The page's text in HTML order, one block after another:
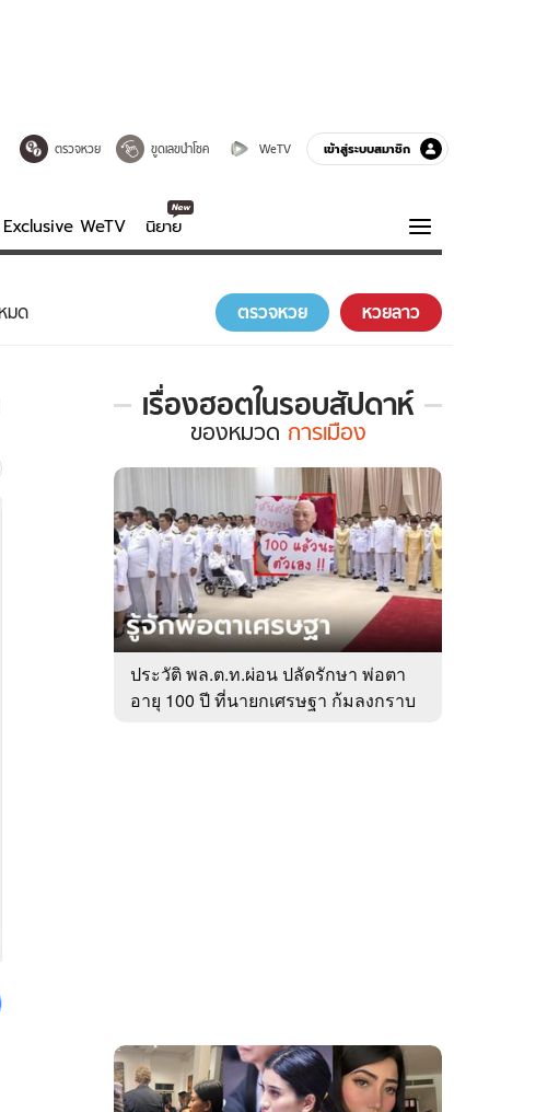
ตรวจหวย ขูดเลขนำโชค WeTV เข้าสู่ระบบสมาชิก
Exclusive WeTV นิยาย
ทิงครบรส
แคสต์
ความรู้รอบตัว
ฮาวทู
มด ตรวจหวย หวยลาว
เรื่องฮอตในรอบสัปดาห์
เรื่อง
ใน
สัปดาห์
ของ
หมวด
การเมือง
ของหมวด การเมือง
ประวัติ พล.ต.ท.ผ่อน ปลัดรักษา พ่อตา
อายุ 100 ปี ที่นายกเศรษฐา ก้มลงกราบ